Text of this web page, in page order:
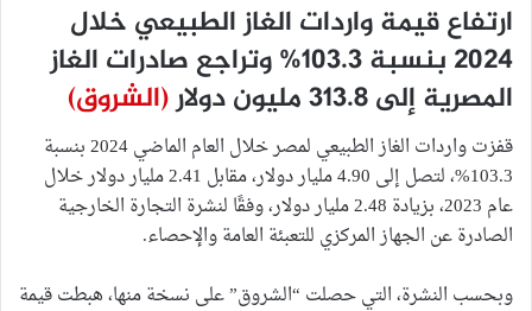
ارتفاع قيمة واردات الغاز الطبيعي خلال
2024 بنسبة 103.3% وتراجع صادرات الغاز
المصرية إلى 313.8 مليون دولار
(الشروق)
قفزت واردات الغاز الطبيعي لمصر خلال العام الماضي 2024 بنسبة
103.3%، لتصل إلى 4.90 مليار دولار، مقابل 2.41 مليار دولار خلال
عام 2023، بزيادة 2.48 مليار دولار، وفقًا لنشرة التجارة الخارجية
الصادرة عن الجهاز المركزي للتعبئة العامة والإحصاء.
وبحسب النشرة، التي حصلت “الشروق” على نسخة منها، هبطت قيمة